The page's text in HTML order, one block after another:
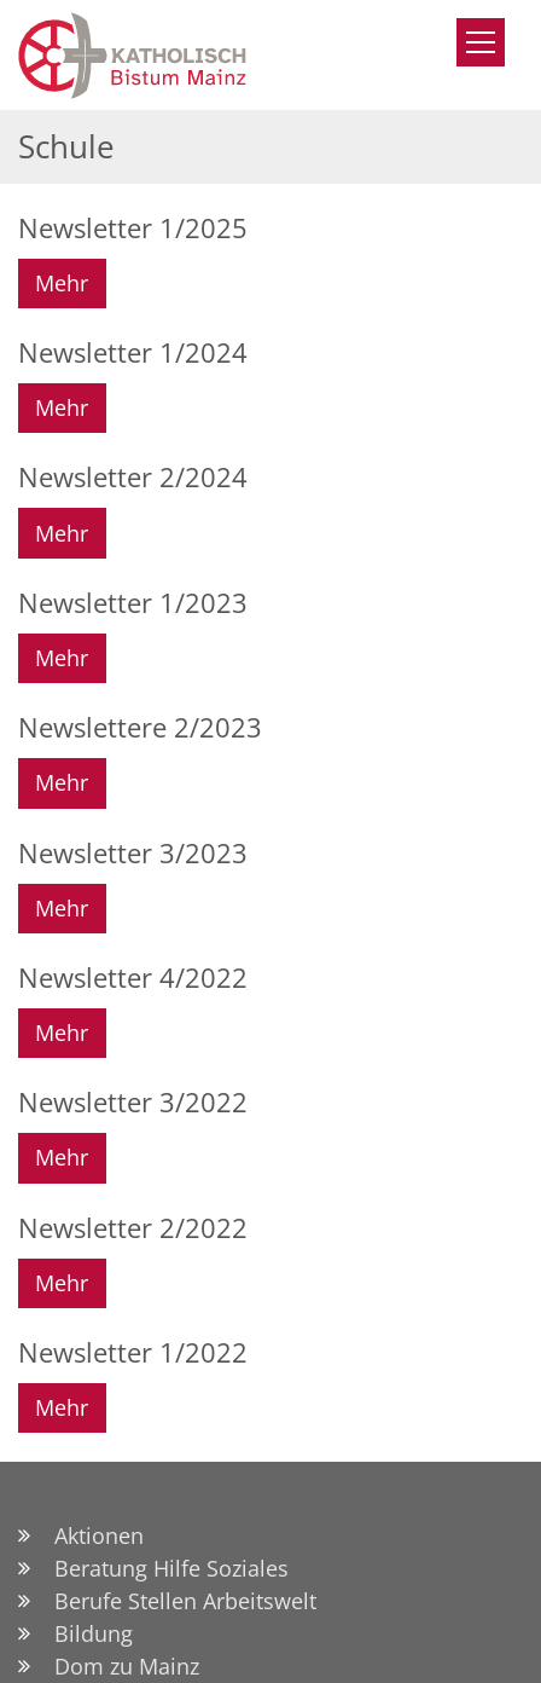
Zum Inhalt springen
Schule
Newsletter 1/2025
Mehr
Newsletter 1/2024
Mehr
Newsletter 2/2024
Mehr
Newsletter 1/2023
Mehr
Newslettere 2/2023
Mehr
Newsletter 3/2023
Mehr
Newsletter 4/2022
Mehr
Newsletter 3/2022
Mehr
Newsletter 2/2022
Mehr
Newsletter 1/2022
Mehr
Aktionen
Beratung Hilfe Soziales
Berufe Stellen Arbeitswelt
Bildung
Dom zu Mainz